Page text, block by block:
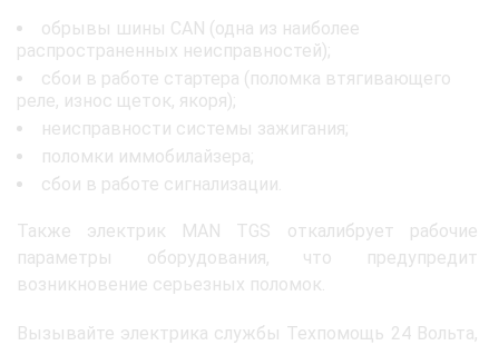
обрывы шины CAN (одна из наиболее
распространенных неисправностей);
сбои в работе стартера (поломка втягивающего
реле, износ щеток, якоря);
неисправности системы зажигания;
поломки иммобилайзера;
сбои в работе сигнализации.
Также электрик MAN TGS откалибрует рабочие
параметры оборудования, что предупредит
возникновение серьезных поломок.
Вызывайте электрика службы Техпомощь 24 Вольта,